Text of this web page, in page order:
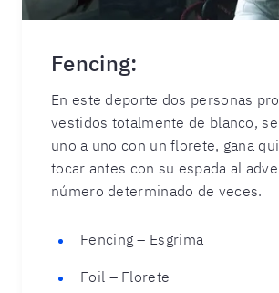
Fencing:
En este deporte dos personas
vestidos totalmente de blanco,
uno a uno con un florete, gana
tocar antes con su espada al
número determinado de veces.
Fencing – Esgrima
Foil – Florete